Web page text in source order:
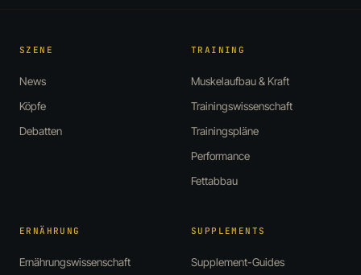
SZENE
News
Köpfe
Debatten
TRAINING
Muskelaufbau & Kraft
Trainingswissenschaft
Trainingspläne
Performance
Fettabbau
ERNÄHRUNG
Ernährungswissenschaft
SUPPLEMENTS
Supplement-Guides